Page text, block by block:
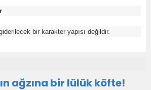
bir karakter yapısı değildir.
ağzına bir lülük köfte!